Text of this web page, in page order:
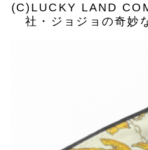
(C)LUCKY LAND
社・ジョジョの奇妙